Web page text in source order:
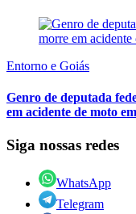
Entorno e Goiás
Genro de deputada
em acidente de moto
Siga nossas redes
WhatsApp
Telegram